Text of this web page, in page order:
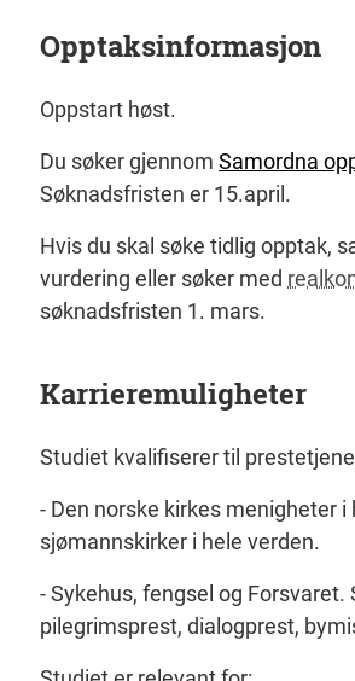
Opptaksinformasjon
Oppstart høst.
Du søker gjennom Samordna
Søknadsfristen er 15.april.
Hvis du skal søke tidlig opptak,
vurdering eller søker med
søknadsfristen 1. mars.
Karrieremuligheter
Studiet kvalifiserer til
- Den norske kirkes menigheter i
sjømannskirker i hele verden.
- Sykehus, fengsel og Forsvaret.
pilegrimsprest, dialogprest,